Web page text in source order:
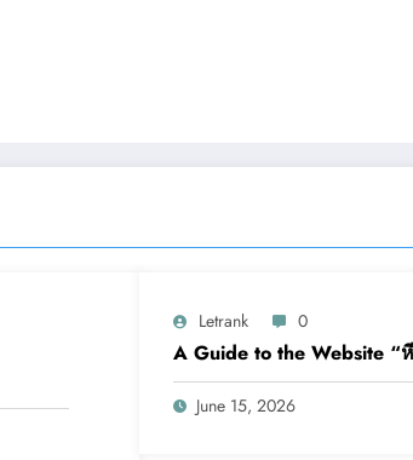
Letrank 0
A Guide to the Website “
June 15, 2026